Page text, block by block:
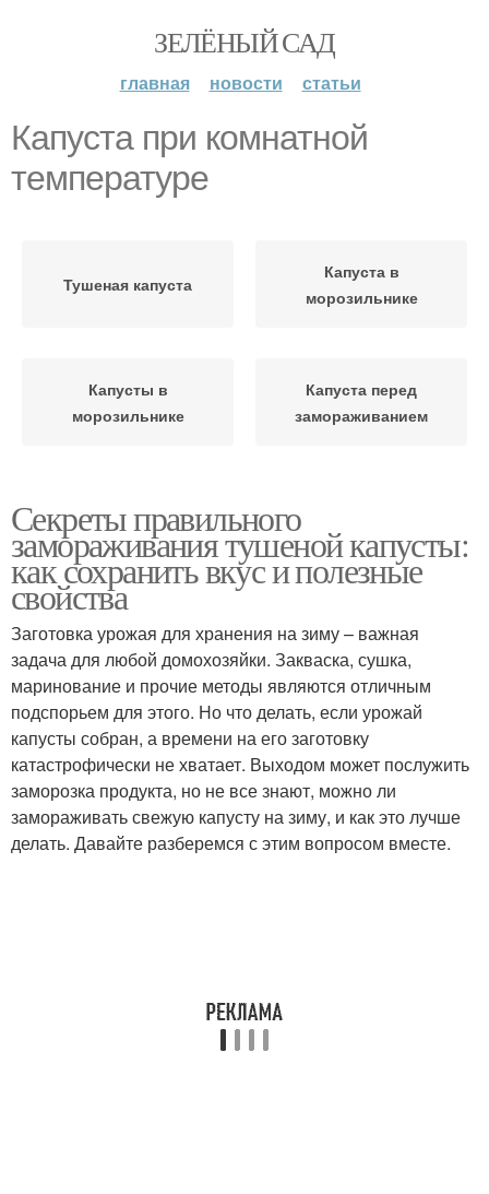
ЗЕЛЁНЫЙ САД
главная новости статьи
Капуста при комнатной
температуре
Тушеная капуста
Капуста в
морозильнике
Капусты в
морозильнике
Капуста перед
замораживанием
Секреты правильного
замораживания тушеной капусты:
как сохранить вкус и полезные
свойства
Заготовка урожая для хранения на зиму – важная
задача для любой домохозяйки. Закваска, сушка,
маринование и прочие методы являются отличным
подспорьем для этого. Но что делать, если урожай
капусты собран, а времени на его заготовку
катастрофически не хватает. Выходом может послужить
заморозка продукта, но не все знают, можно ли
замораживать свежую капусту на зиму, и как это лучше
делать. Давайте разберемся с этим вопросом вместе.